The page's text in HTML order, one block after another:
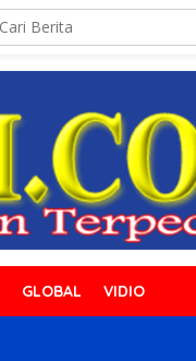
GLOBAL VIDIO